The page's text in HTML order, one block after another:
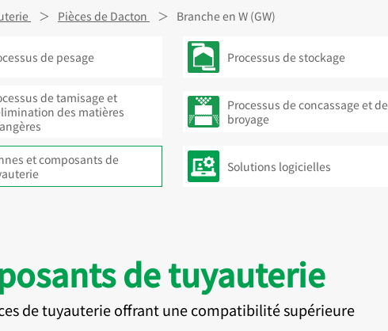
Pièces de Dacton Branche en W (GW)
de pesage Processus de stockage
de tamisage et
des matières
Processus de concassage et de
broyage
et composants de
Solutions logicielles
de tuyauterie
de tuyauterie offrant une compatibilité supérieure